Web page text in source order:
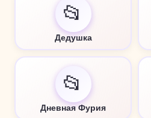
📂
Дедушка
📂
Дневная Фурия